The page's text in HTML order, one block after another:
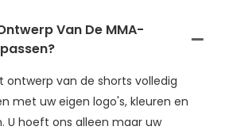
Van De MMA-
ontwerp van de shorts volledig
met uw eigen logo's, kleuren en
U hoeft ons alleen maar uw